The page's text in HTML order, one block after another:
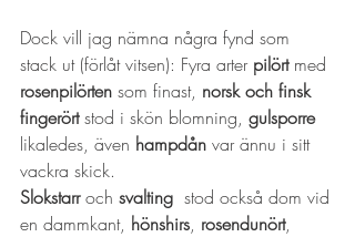
Dock vill jag nämna några fynd som
stack ut (förlåt vitsen): Fyra arter pilört med
rosenpilörten som finast, norsk och finsk
fingerört stod i skön blomning, gulsporre
likaledes, även hampdån var ännu i sitt
vackra skick.
Slokstarr och svalting
  stod också dom vid
en dammkant, hönshirs, rosendunört,